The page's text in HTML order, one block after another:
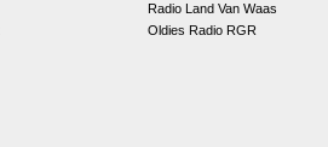
Radio Land Van Waas
Oldies Radio RGR